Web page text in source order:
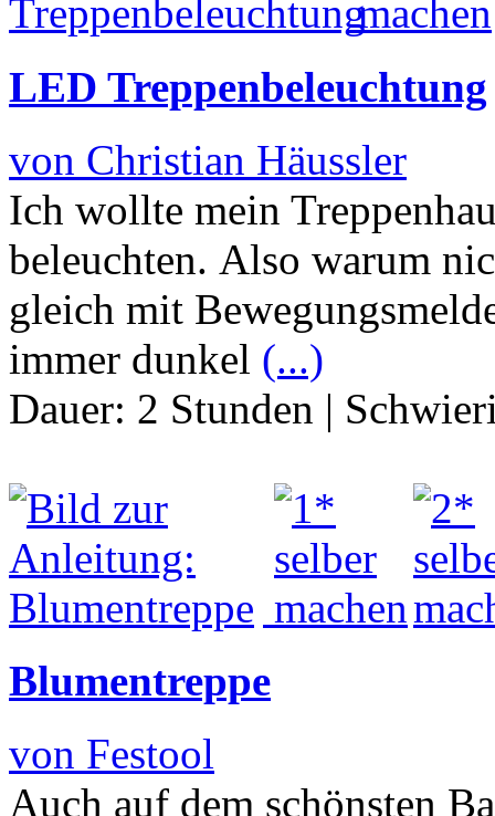
LED Treppenbeleuchtung
von Christian Häussler
Ich wollte mein
beleuchten. Also warum
gleich mit
immer dunkel (...)
Dauer: 2 Stunden |
Blumentreppe
von Festool
Auch auf dem schönsten